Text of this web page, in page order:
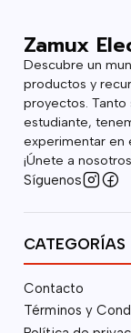
Zamux
Descubre un
productos y
proyectos. Tanto
estudiante,
experimentar en
¡Únete a
Síguenos
CATEGORÍAS
Contacto
Términos y